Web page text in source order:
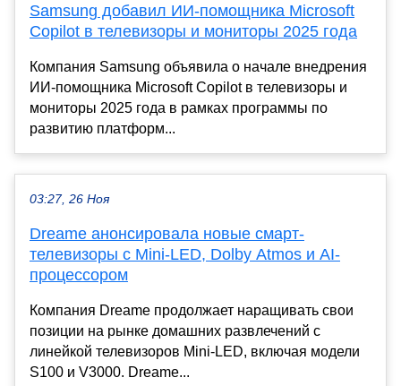
Samsung добавил ИИ-помощника Microsoft
Copilot в телевизоры и мониторы 2025 года
Компания Samsung объявила о начале внедрения
ИИ-помощника Microsoft Copilot в телевизоры и
мониторы 2025 года в рамках программы по
развитию платформ...
03:27, 26 Ноя
Dreame анонсировала новые смарт-
телевизоры с Mini-LED, Dolby Atmos и AI-
процессором
Компания Dreame продолжает наращивать свои
позиции на рынке домашних развлечений с
линейкой телевизоров Mini-LED, включая модели
S100 и V3000. Dreame...